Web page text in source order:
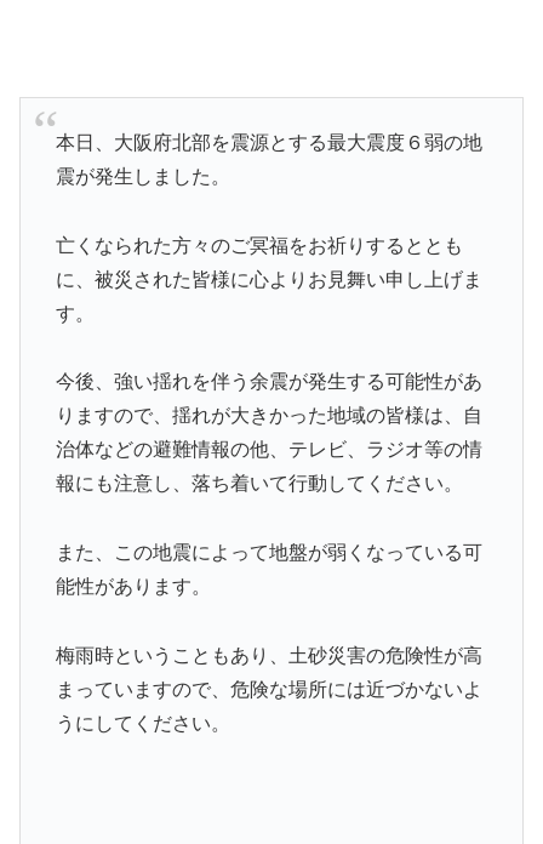
本日、大阪府北部を震源とする最大震度６弱の地
震が発生しました。
亡くなられた方々のご冥福をお祈りするととも
に、被災された皆様に心よりお見舞い申し上げま
す。
今後、強い揺れを伴う余震が発生する可能性があ
りますので、揺れが大きかった地域の皆様は、自
治体などの避難情報の他、テレビ、ラジオ等の情
報にも注意し、落ち着いて行動してください。
また、この地震によって地盤が弱くなっている可
能性があります。
梅雨時ということもあり、土砂災害の危険性が高
まっていますので、危険な場所には近づかないよ
うにしてください。